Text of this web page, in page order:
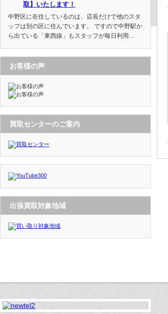
取】いたします！
中野区に在住しているのは、店長だけで他のスタ
ッフは別の区に住んでいます。 ですので中野駅か
ら出ている「東西線」もスタッフが毎日利用…
お客様の声
買取センターのご案内
出張買取対象地域